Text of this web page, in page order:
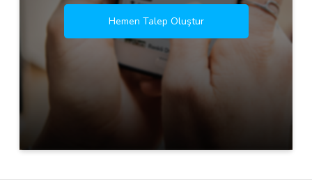
Hemen Talep Oluştur